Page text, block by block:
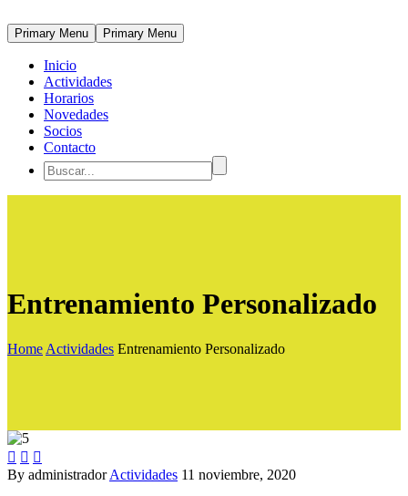
Primary Menu Primary Menu
Inicio
Actividades
Horarios
Novedades
Socios
Contacto
Entrenamiento Personalizado
Home Actividades Entrenamiento Personalizado
  
By administrador Actividades 11 noviembre, 2020